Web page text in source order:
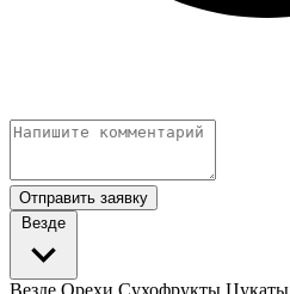
Отправить заявку
Везде
Везде Орехи Сухофрукты Цукаты